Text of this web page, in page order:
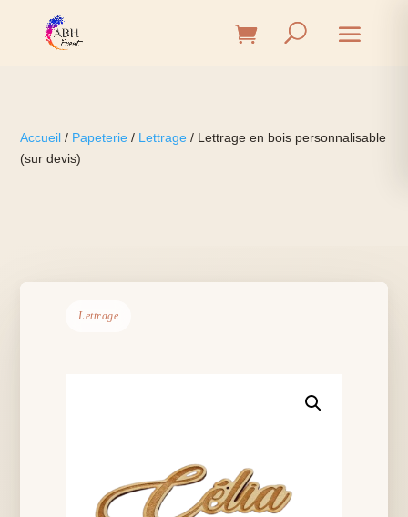
Accueil / Papeterie / Lettrage / Lettrage en bois personnalisable
(sur devis)
Lettrage